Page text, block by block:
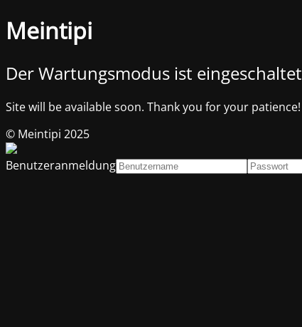
Meintipi
Der Wartungsmodus ist eingeschaltet
Site will be available soon. Thank you for your patience!
© Meintipi 2025
Benutzeranmeldung